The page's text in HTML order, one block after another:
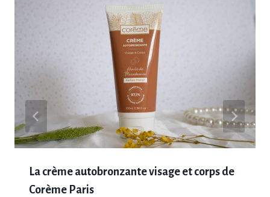
La crème autobronzante visage et corps de
Corème Paris